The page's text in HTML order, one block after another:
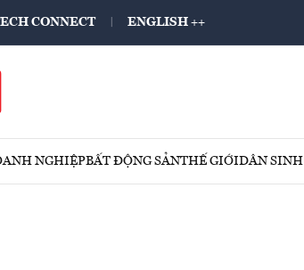
CONNECT ENGLISH ++
NGHIỆPBẤT ĐỘNG SẢNTHẾ GIỚIDÂN SINH